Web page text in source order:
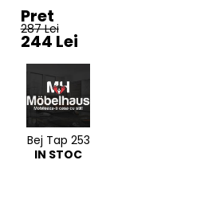
Pret
287 Lei
244 Lei
Bej Tap 253
IN STOC